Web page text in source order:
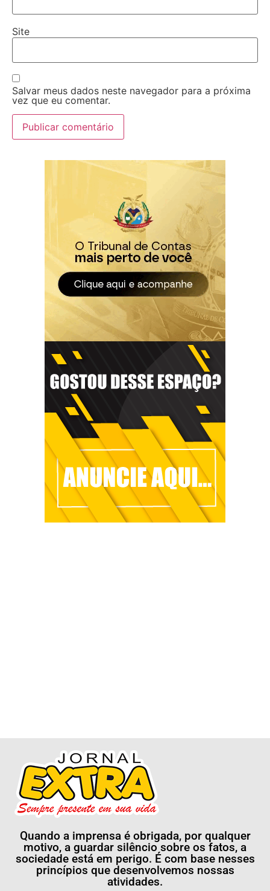
Site
Salvar meus dados neste navegador para a próxima
vez que eu comentar.
Quando a imprensa é obrigada, por qualquer
motivo, a guardar silêncio sobre os fatos, a
sociedade está em perigo. É com base nesses
princípios que desenvolvemos nossas
atividades.